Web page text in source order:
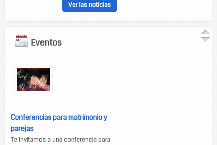
Ver las noticias
Eventos
Conferencias para matrimonio y
parejas
Te invitamos a una conferencia para